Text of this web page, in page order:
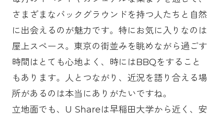
さまざまなバックグラウンドを持つ人たちと自然
に出会えるのが魅力です。特にお気に入りなのは
屋上スペース。東京の街並みを眺めながら過ごす
時間はとても心地よく、時にはBBQをすること
もあります。人とつながり、近況を語り合える場
所があるのは本当にありがたいですね。
立地面でも、U Shareは早稲田大学から近く、安